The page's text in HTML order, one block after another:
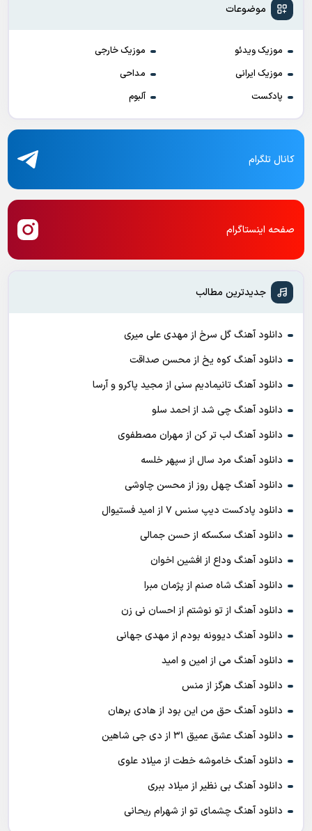
موضوعات
موزیک ویدئو
موزیک خارجی
موزیک ایرانی
مداحی
پادکست
آلبوم
کانال تلگرام
صفحه اینستاگرام
جدیدترین مطالب
دانلود آهنگ گل سرخ از مهدی علی میری
دانلود آهنگ کوه یخ از محسن صداقت
دانلود آهنگ تانیمادیم سنی از مجید پاکرو و آرسا
دانلود آهنگ چی شد از احمد سلو
دانلود آهنگ لب تر کن از مهران مصطفوی
دانلود آهنگ مرد سال از سپهر خلسه
دانلود آهنگ چهل روز از محسن چاوشی
دانلود پادکست ديپ سنس ۷ از اميد فستيوال
دانلود آهنگ سکسکه از حسن جمالی
دانلود آهنگ وداع از افشين اخوان
دانلود آهنگ شاه صنم از پژمان مبرا
دانلود آهنگ از تو نوشتم از احسان نی زن
دانلود آهنگ دیوونه بودم از مهدی جهانی
دانلود آهنگ می از امین و امید
دانلود آهنگ هرگز از منس
دانلود آهنگ حق من این بود از هادی برهان
دانلود آهنگ عشق عمیق ۳۱ از دی جی شاهین
دانلود آهنگ خاموشه خطت از میلاد علوی
دانلود آهنگ بی نظیر از میلاد ببری
دانلود آهنگ چشمای تو از شهرام ریحانی